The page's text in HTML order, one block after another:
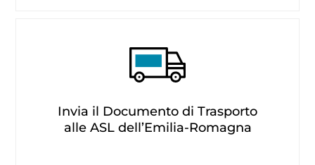
Invia il Documento di Trasporto
alle ASL dell’Emilia-Romagna